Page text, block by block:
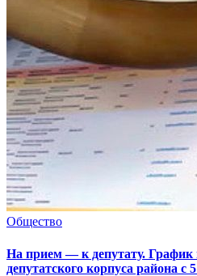
Общество
На прием — к депутату. График
депутатского корпуса района с